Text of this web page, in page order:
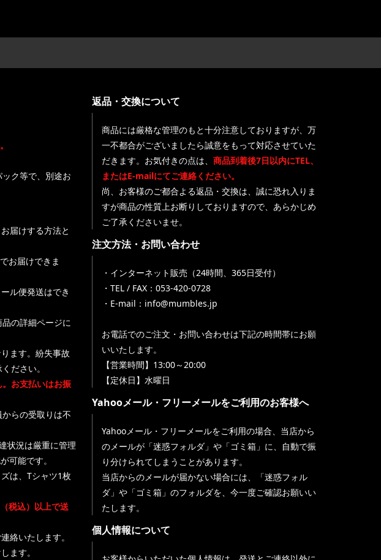
ック等で、別途お
届けする方法と
でお届けできま
ル便発送はでき
の詳細ページに
ます。紛失事故
ださい。
お支払いはお振
らの受取りは不
状況は厳重に管理
可能です。
は、Tシャツ1枚
税込）以上で送
絡いたします。
ます。
返品・交換について
商品には厳格な管理のもと十分注意しておりますが、万
一不都合がございましたら誠意をもって対応させていた
だきます。お気付きの点は、 商品到着後7日以内にTEL、
またはE-mailにてご連絡ください。
尚、お客様のご都合よる返品・交換は、誠に恐れ入りま
すが商品の性質上お断りしておりますので、あらかじめ
ご了承くださいませ。
注文方法・お問い合わせ
・インターネット販売（24時間、365日受付）
・TEL / FAX：053-420-0728
・E-mail：info@mumbles.jp
お電話でのご注文・お問い合わせは下記の時間帯にお願
いいたします。
【営業時間】13:00～20:00
【定休日】水曜日
Yahooメール・フリーメールをご利用のお客様へ
Yahooメール・フリーメールをご利用の場合、当店から
のメールが「迷惑フォルダ」や「ゴミ箱」に、自動で振
り分けられてしまうことがあります。
当店からのメールが届かない場合には、「迷惑フォル
ダ」や「ゴミ箱」のフォルダを、今一度ご確認お願いい
たします。
個人情報について